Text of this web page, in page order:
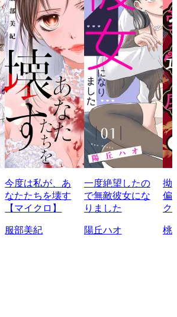
今度は私が、あ
なたたちを壊す
【マイクロ】
服部美紀
一度絶望したの
で無敵彼女にな
りました
陽丘ハオ
拗
偏
ク
桃